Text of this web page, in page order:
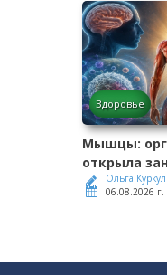
Здоровье
Мышцы:
открыла
Ольга
06.08.2026 г.